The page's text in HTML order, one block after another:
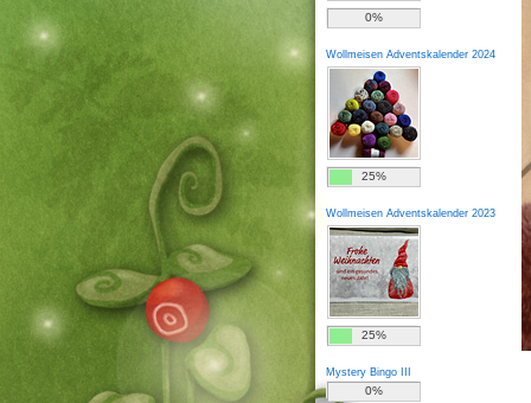
0%
Wollmeisen Adventskalender 2024
25%
Wollmeisen Adventskalender 2023
25%
Mystery Bingo III
0%